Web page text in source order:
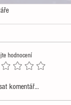
42. týždňa
hodnocení
komentář...